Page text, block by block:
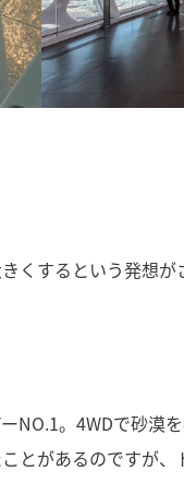
くするという発想が
。4WDで砂漠を
とがあるのですが